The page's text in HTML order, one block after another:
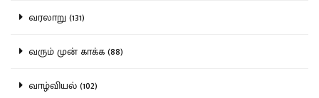
வரலாறு (131)
வரும் முன் காக்க (88)
வாழ்வியல் (102)